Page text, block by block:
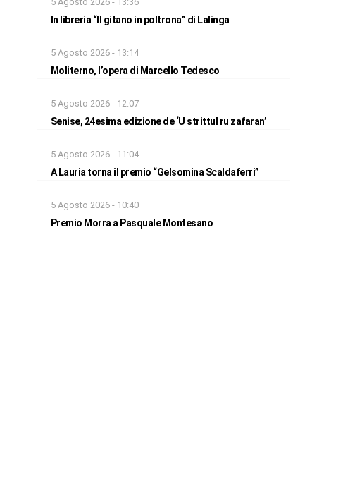
In libreria “Il gitano in poltrona” di Lalinga
5 Agosto 2026 - 13:14
Moliterno, l’opera di Marcello Tedesco
5 Agosto 2026 - 12:07
Senise, 24esima edizione de ‘U strittul ru zafaran’
5 Agosto 2026 - 11:04
A Lauria torna il premio “Gelsomina Scaldaferri”
5 Agosto 2026 - 10:40
Premio Morra a Pasquale Montesano